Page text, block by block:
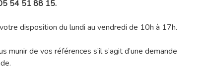
54 51 88 15.
disposition du lundi au vendredi de 10h à 17h.
munir de vos références s’il s’agit d’une demande